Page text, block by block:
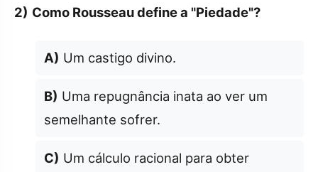
2) Como Rousseau define a "Piedade"?
A) Um castigo divino.
B) Uma repugnância inata ao ver um
semelhante sofrer.
C) Um cálculo racional para obter